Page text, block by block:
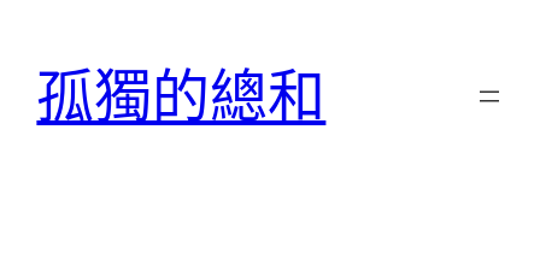
孤獨的總和